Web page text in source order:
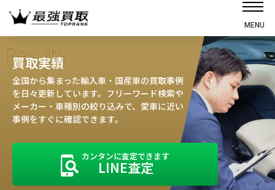
MENU
選ばれる理由
高価買取の仕組み
売却の流れ
お客様の声
Results
買取実績
全国から集まった輸入車・国産車の買取事例
を日々更新しています。フリーワード検索や
メーカー・車種別の絞り込みで、愛車に近い
事例をすぐに確認できます。
カンタンに査定できます
LINE査定